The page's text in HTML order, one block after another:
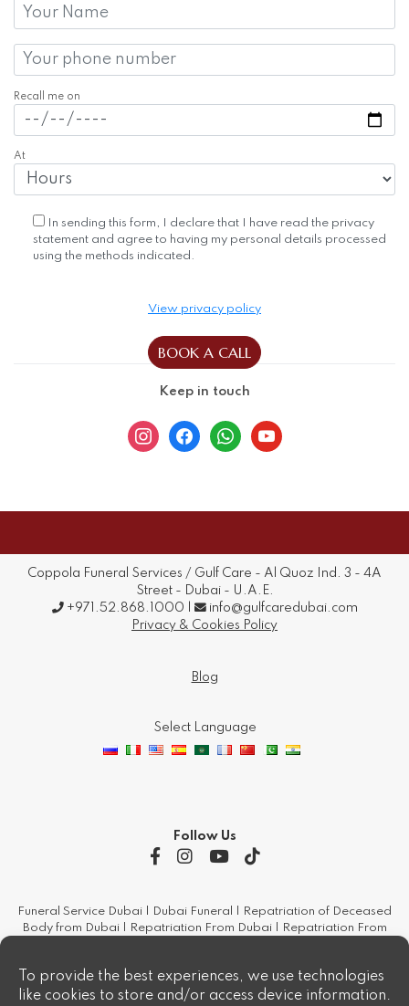
To provide the best experiences, we use technologies
like cookies to store and/or access device information.
In sending this form, I declare that I have read the privacy
statement and agree to having my personal details processed
using the methods indicated.
instagramfacebookwhatsappyoutube
Coppola Funeral Services / Gulf Care - Al Quoz Ind. 3 - 4A
+971.52.868.1000 |
info@gulfcaredubai.com
Follow Us
Body from Dubai | Repatriation From Dubai | Repatriation From
Uae | Repatriation Human Remains | Burial And Cremation |
Funeral Services | Funeral Services Dubai | Funeral Services From
Body | Embalming In Dubai | Embalming In Uae | Booking Church
Florist | Air Ambulance In Uae | Air Ambulance In Dubai
Crematorium Dubai - Crematorium Jebel Ali - Hindu Crematorium -
Uae - Procedures For Repatriation In Uae - Procedures For
Repatriation In Dubai - Procedures For Repatriation From Middle